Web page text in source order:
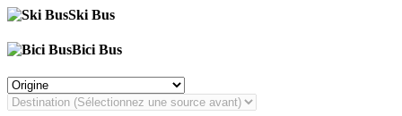
Ski Bus
Bici Bus